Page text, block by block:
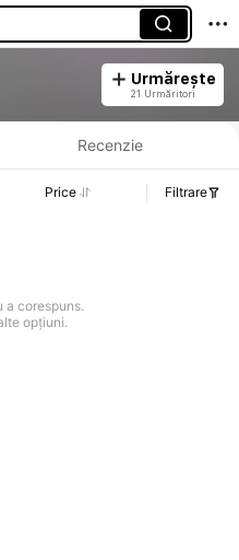
Urmărește
21 Urmăritori
detalii privind vânzările și stocul.
Recenzie
Price Filtrare
a corespuns.
opțiuni.